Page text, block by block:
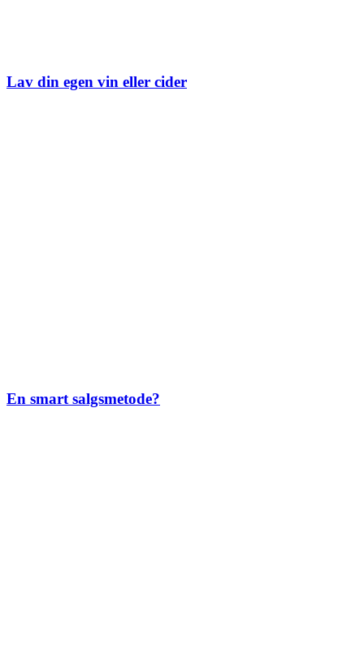
Lav din egen vin eller cider
En smart salgsmetode?